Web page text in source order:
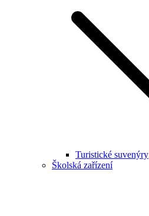
Turistické suvenýry
Školská zařízení